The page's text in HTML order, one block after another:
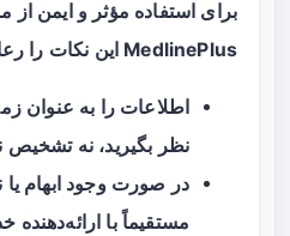
برای استفاده مؤثر و ایمن از
MedlinePlus این نکات را رعایت کنید:
اطلاعات را به عنوان
نظر بگیرید، نه تشخیص
در صورت وجود ابهام یا
مستقیماً با